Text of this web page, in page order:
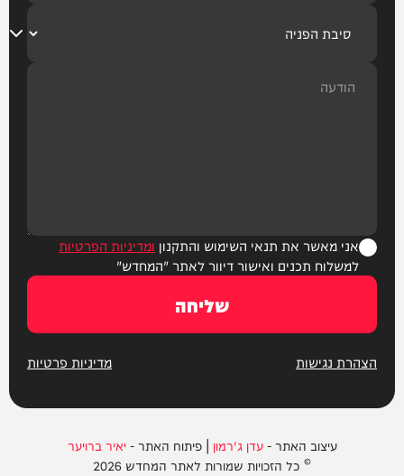
אני מאשר את תנאי השימוש והתקנון ומדיניות הפרטיות
למשלוח תכנים ואישור דיוור לאתר "המחדש"
שליחה
הצהרת נגישות מדיניות פרטיות
עיצוב האתר -עדן ג'רמון | פיתוח האתר -יאיר ברויער
© כל הזכויות שמורות לאתר המחדש 2026